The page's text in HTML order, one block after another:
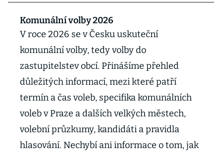
Komunální volby 2026
V roce 2026 se v Česku uskuteční
komunální volby, tedy volby do
zastupitelstev obcí. Přinášíme přehled
důležitých informací, mezi které patří
termín a čas voleb, specifika komunálních
voleb v Praze a dalších velkých městech,
volební průzkumy, kandidáti a pravidla
hlasování. Nechybí ani informace o tom, jak